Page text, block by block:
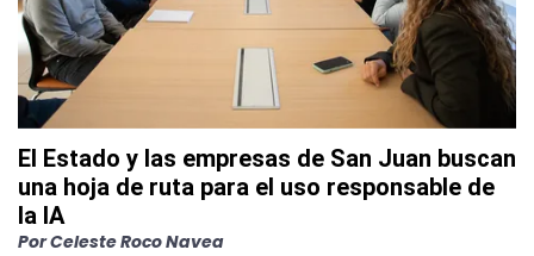
El Estado y las empresas de San Juan buscan
una hoja de ruta para el uso responsable de
la IA
PorCeleste Roco Navea